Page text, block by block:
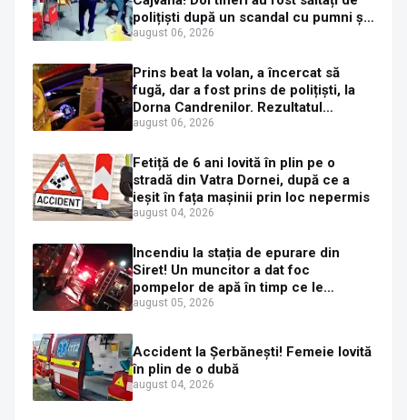
polițiști după un scandal cu pumni și
mașini distruse
august 06, 2026
Prins beat la volan, a încercat să
fugă, dar a fost prins de polițiști, la
Dorna Candrenilor. Rezultatul
etilotestului: 1,59 mg/l alcool pur în
august 06, 2026
Fetiță de 6 ani lovită în plin pe o
stradă din Vatra Dornei, după ce a
ieșit în fața mașinii prin loc nepermis
august 04, 2026
Incendiu la stația de epurare din
Siret! Un muncitor a dat foc
pompelor de apă în timp ce le
alimenta cu combustibil
august 05, 2026
Accident la Șerbănești! Femeie lovită
în plin de o dubă
august 04, 2026